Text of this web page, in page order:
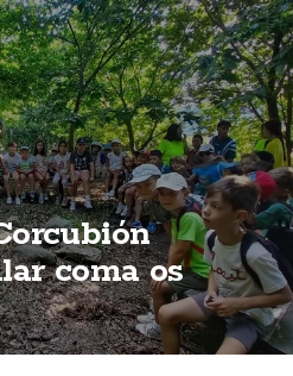
coma os